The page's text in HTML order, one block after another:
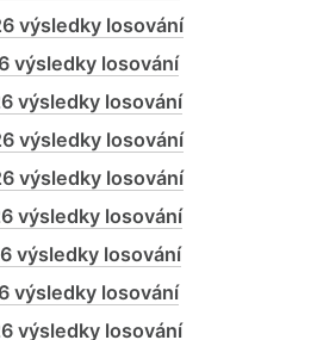
výsledky losování
výsledky losování
výsledky losování
výsledky losování
výsledky losování
výsledky losování
výsledky losování
výsledky losování
výsledky losování